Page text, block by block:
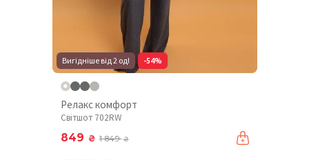
Вигідніше від 2 од! -54%
Релакс комфорт
Світшот 702RW
849 ₴ 1 849₴